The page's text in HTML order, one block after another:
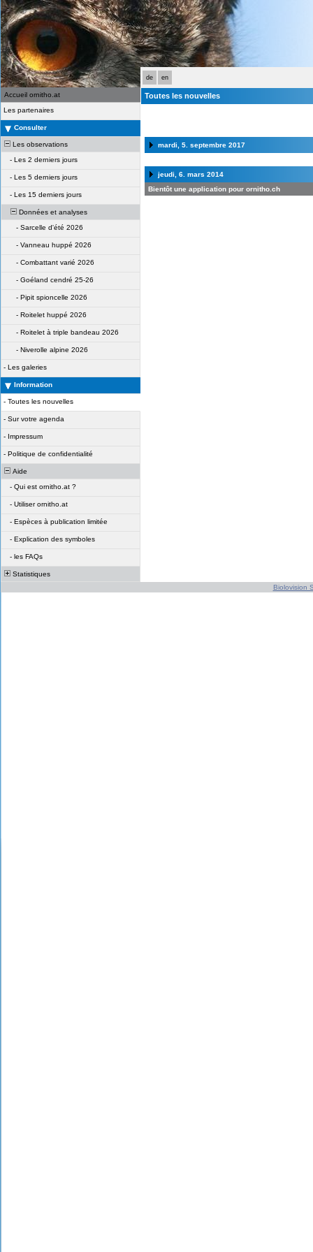
de en
Accueil ornitho.at
Les partenaires
Consulter
Les observations
- Les 2 derniers jours
- Les 5 derniers jours
- Les 15 derniers jours
Données et analyses
- Sarcelle d'été 2026
- Vanneau huppé 2026
- Combattant varié 2026
- Goéland cendré 25-26
- Pipit spioncelle 2026
- Roitelet huppé 2026
- Roitelet à triple bandeau 2026
- Niverolle alpine 2026
- Les galeries
Information
- Toutes les nouvelles
- Sur votre agenda
- Impressum
- Politique de confidentialité
Aide
- Qui est ornitho.at ?
- Utiliser ornitho.at
- Espèces à publication limitée
- Explication des symboles
- les FAQs
Statistiques
Toutes les nouvelles
mardi, 5. septembre 2017
jeudi, 6. mars 2014
Bientôt une application pour ornitho.ch
Biolovision